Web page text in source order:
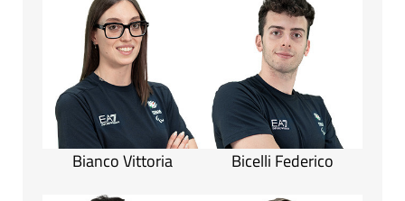
Bianco Vittoria Bicelli Federico